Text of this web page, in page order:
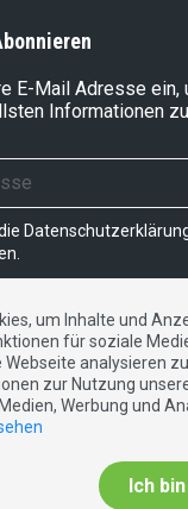
E-Mail Adresse ein,
Informationen
Datenschutzerklärung
um Inhalte und
für soziale
analysieren
zur Nutzung
Werbung und
Ich